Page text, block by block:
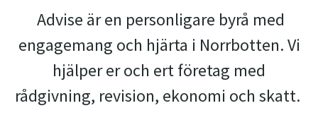
Advise är en personligare byrå med
engagemang och hjärta i Norrbotten. Vi
hjälper er och ert företag med
rådgivning, revision, ekonomi och skatt.